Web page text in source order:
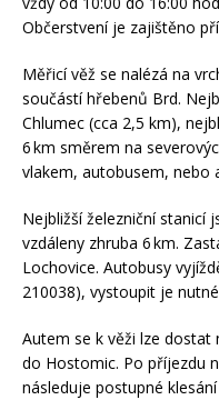
Občerstvení je zajištěno
Měřicí věž se nalézá na
součástí hřebenů Brd.
Chlumec (cca 2,5 km),
6 km směrem na
vlakem, autobusem, nebo
Nejbližší železniční stanicí
vzdáleny zhruba 6 km.
Lochovice. Autobusy
210038), vystoupit je
Autem se k věži lze dostat
do Hostomic. Po příjezdu
následuje postupné